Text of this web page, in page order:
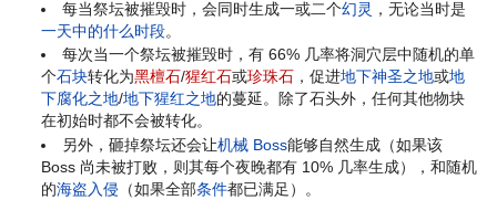
每当祭坛被摧毁时，会同时生成一或二个幻灵 ，无论当时是
一天中的什么时段。
每次当一个祭坛被摧毁时，有 66% 几率将洞穴层中随机的单
个石块转化为黑檀石/猩红石或珍珠石 ，促进地下神圣之地或地
下腐化之地/地下猩红之地的蔓延。除了石头外，任何其他物块
在初始时都不会被转化。
另外，砸掉祭坛还会让机械 Boss能够自然生成（如果该
Boss 尚未被打败，则其每个夜晚都有 10% 几率生成），和随机
的海盗入侵 （如果全部条件都已满足）。